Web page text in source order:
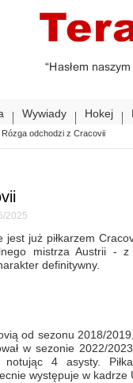
Wywiady Hokej
Rózga odchodzi z Cracovii
2025
jest już piłkarzem
mistrza Austrii - z
definitywny.
od sezonu 2018/
w sezonie 2022/
4 asysty.
występuje w kadrze